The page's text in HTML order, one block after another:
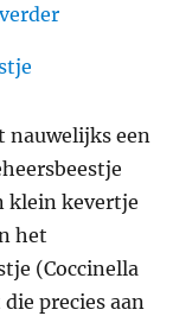
nauwelijks een
klein kevertje
het
(Coccinella
precies aan